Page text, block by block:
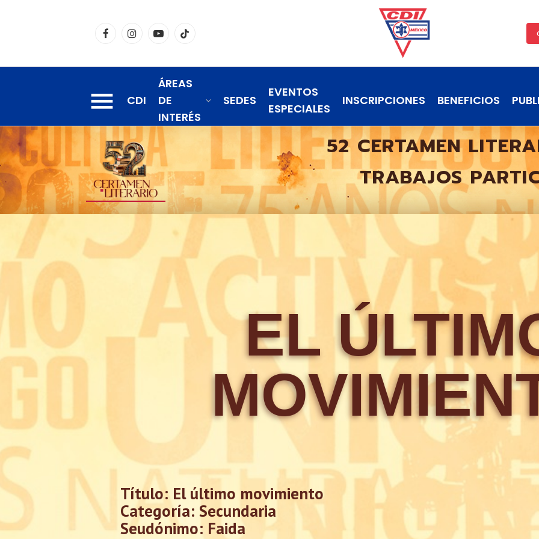
FacebookInstagramYouTubeTikTok
CDI
ÁREAS
DE
INTERÉS
SEDES
EVENTOS
ESPECIALES
INSCRIPCIONES BENEFICIOS
52 CERTAMEN
TRABAJOS
EL
Título: El último movimiento
Categoría: Secundaria
Seudónimo: Faida